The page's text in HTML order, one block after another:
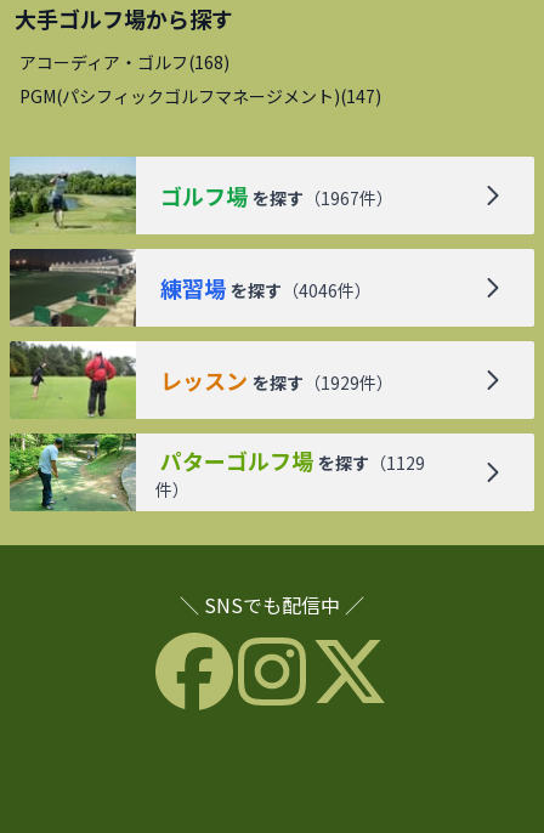
大手ゴルフ場から探す
アコーディア・ゴルフ(168)
PGM(パシフィックゴルフマネージメント)(147)
ゴルフ場 を探す （1967件）
練習場 を探す （4046件）
レッスン を探す （1929件）
パターゴルフ場 を探す （1129
件）
＼ SNSでも配信中 ／